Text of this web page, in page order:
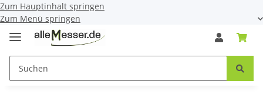
Zum Hauptinhalt springen
Zum Menü springen